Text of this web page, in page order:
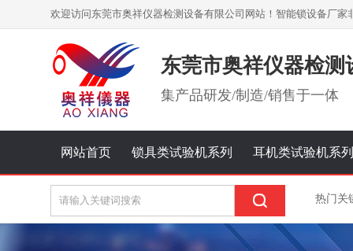
欢迎访问东莞市奥祥仪器检测设备有限公司网站！智能锁设备厂家
东莞市奥祥仪器检测
集产品研发/制造/销售于一体
网站首页 锁具类试验机系列 耳机类试验机系列
热门关